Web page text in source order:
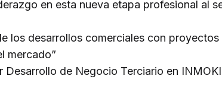
en esta nueva etapa profesional al
los desarrollos comerciales con proyectos
mercado”
Desarrollo de Negocio Terciario en